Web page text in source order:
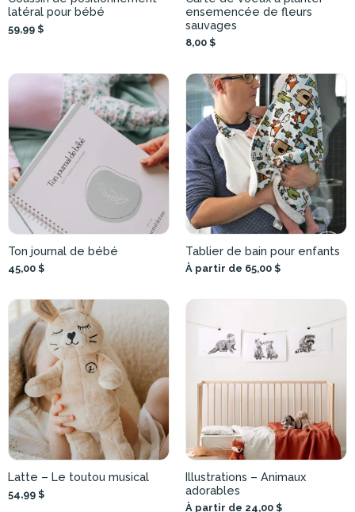
latéral pour bébé
59,99 $
ensemencée de fleurs
sauvages
8,00 $
Ton journal de bébé
45,00 $
Tablier de bain pour enfants
À partir de 65,00 $
Latte – Le toutou musical
54,99 $
Illustrations – Animaux
adorables
À partir de 24,00 $